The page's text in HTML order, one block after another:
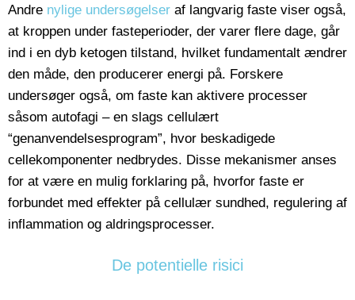
Andre nylige undersøgelser af langvarig faste viser også,
at kroppen under fasteperioder, der varer flere dage, går
ind i en dyb ketogen tilstand, hvilket fundamentalt ændrer
den måde, den producerer energi på. Forskere
undersøger også, om faste kan aktivere processer
såsom autofagi – en slags cellulært
“genanvendelsesprogram”, hvor beskadigede
cellekomponenter nedbrydes. Disse mekanismer anses
for at være en mulig forklaring på, hvorfor faste er
forbundet med effekter på cellulær sundhed, regulering af
inflammation og aldringsprocesser.
De potentielle risici